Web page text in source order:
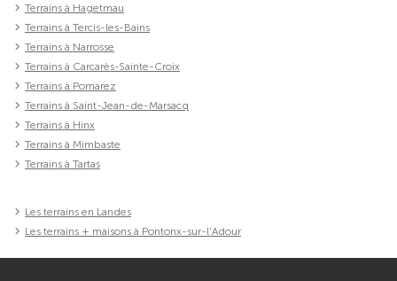
Terrains à Hagetmau
Terrains à Tercis-les-Bains
Terrains à Narrosse
Terrains à Carcarès-Sainte-Croix
Terrains à Pomarez
Terrains à Saint-Jean-de-Marsacq
Terrains à Hinx
Terrains à Mimbaste
Terrains à Tartas
Les terrains en Landes
Les terrains + maisons à Pontonx-sur-l'Adour